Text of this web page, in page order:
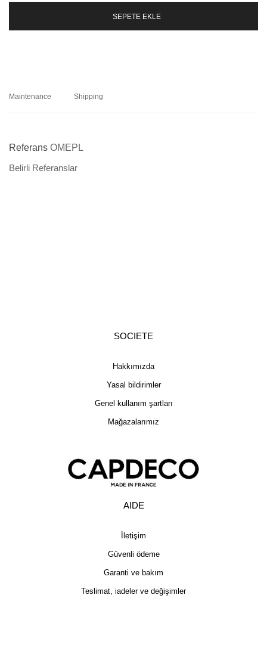
SEPETE EKLE
Maintenance Shipping
Referans OMEPL
Belirli Referanslar
SOCIETE
Hakkımızda
Yasal bildirimler
Genel kullanım şartları
Mağazalarımız
AIDE
İletişim
Güvenli ödeme
Garanti ve bakım
Teslimat, iadeler ve değişimler